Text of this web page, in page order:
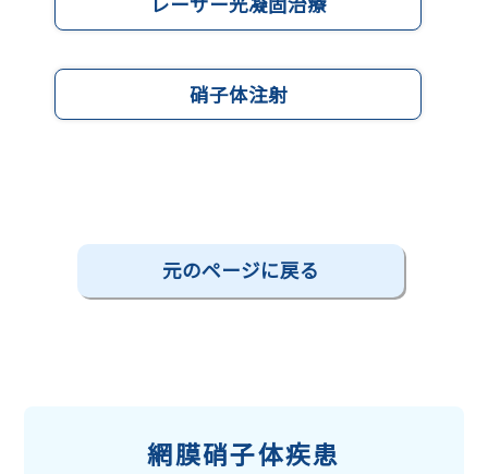
硝子体注射
元のページに戻る
網膜硝子体疾患